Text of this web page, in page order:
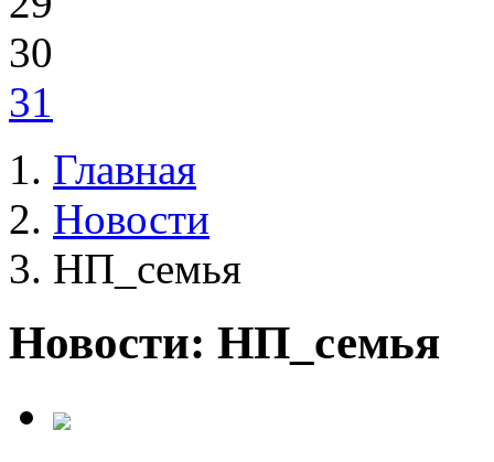
30
31
Главная
Новости
НП_семья
Новости: НП_семья